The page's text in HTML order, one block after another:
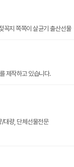
지 쪽쪽이 살균기 출산선물
제작하고 있습니다.
/대량, 단체선물전문